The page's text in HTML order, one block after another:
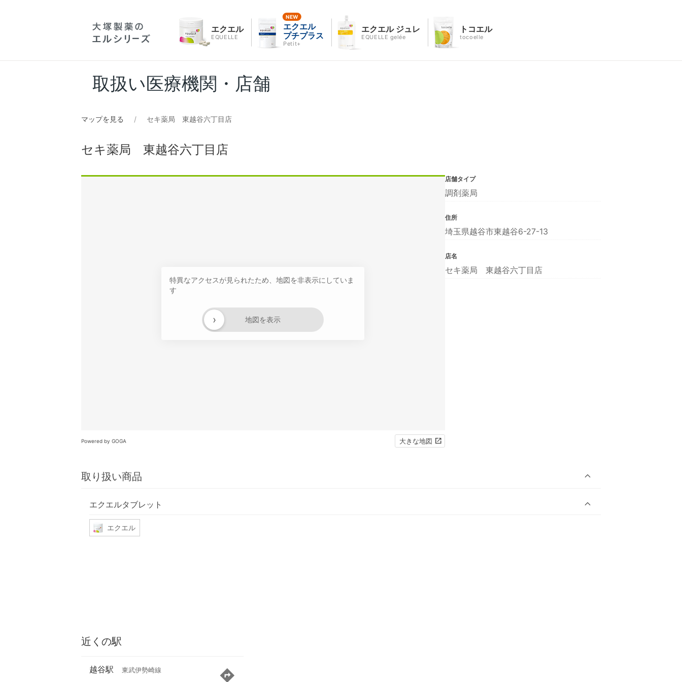
エクエル
EQUELLE
エクエル
プチプラス
Petit+
エクエル ジュレ
EQUELLE gelée
トコエル
tocoelle
取扱い医療機関・店舗
マップを見る セキ薬局 東越谷六丁目店
セキ薬局 東越谷六丁目店
特異なアクセスが見られたため、地図を非表示にしていま
す
地図を表示
›
Powered by GOGA 大きな地図
取り扱い商品
エクエルタブレット
エクエル
店舗タイプ
調剤薬局
住所
埼玉県越谷市東越谷6-27-13
店名
セキ薬局 東越谷六丁目店
近くの駅
越谷駅 東武伊勢崎線